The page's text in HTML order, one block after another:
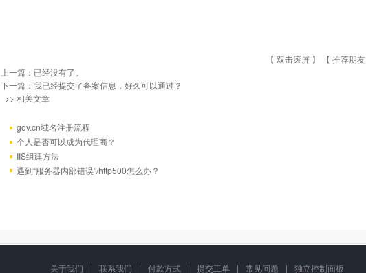
【 双击滚屏 】 【 推荐朋友
上一篇：已经没有了。
下一篇： 我已经提交了备案信息，好久可以通过？
>> 相关文章
gov.cn域名注册流程
个人是否可以成为代理商？
IIS组建方法
遇到“服务器内部错误”/http500怎么办？
关于我们 | 联系我们 | 付款方式 | 提交工单 | 常见问题 | 独立控制面板